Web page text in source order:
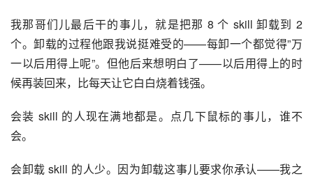
我那哥们儿最后干的事儿，就是把那 8 个 skill 卸载到 2
个。卸载的过程他跟我说挺难受的——每卸一个都觉得”万
一以后用得上呢”。但他后来想明白了——以后用得上的时
候再装回来，比每天让它白白烧着钱强。
会装 skill 的人现在满地都是。点几下鼠标的事儿，谁不
会。
会卸载 skill 的人少。因为卸载这事儿要求你承认——我之